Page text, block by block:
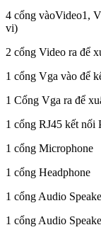
4 cổng vàoVideo1,
vi)
2 cổng Video ra để
1 cổng Vga vào để
1 Cổng Vga ra để
1 cổng RJ45 kết nối
1 cổng Microphone
1 cổng Headphone
1 cổng Audio
1 cổng Audio